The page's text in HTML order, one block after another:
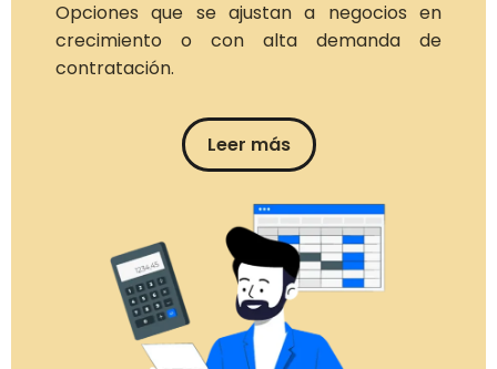
Opciones que se ajustan a negocios en
crecimiento o con alta demanda de
contratación.
Leer más